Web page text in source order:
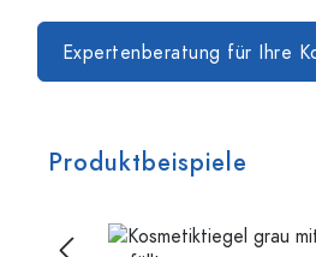
Expertenberatung für Ihre
Produktbeispiele
Bildergalerie überspringen